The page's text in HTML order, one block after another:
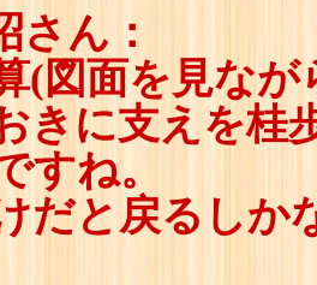
さん：
(図面を見なが
きに支えを桂
すね。
だと戻るしか